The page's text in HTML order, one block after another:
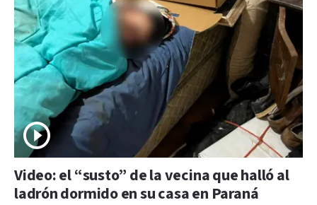
Video: el “susto” de la vecina que halló al
ladrón dormido en su casa en Paraná